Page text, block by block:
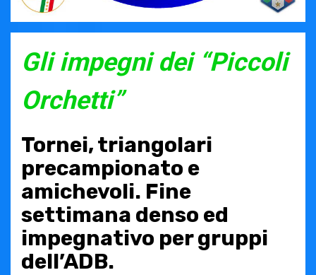
Gli impegni dei “Piccoli
Orchetti”
Tornei, triangolari
precampionato e
amichevoli. Fine
settimana denso ed
impegnativo per gruppi
dell’ADB.